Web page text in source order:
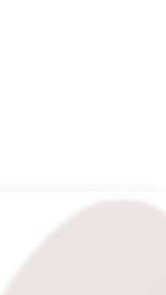
by Email